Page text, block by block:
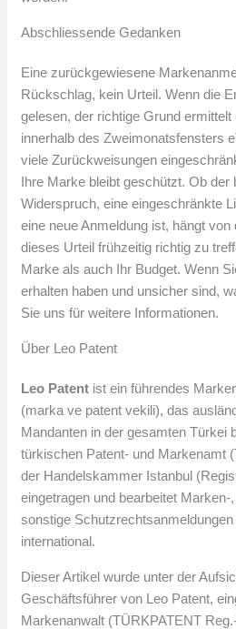
Abschliessende Gedanken
Eine zurückgewiesene
Rückschlag, kein Urteil. Wenn die
gelesen, der richtige Grund
innerhalb des Zweimonatsfensters
viele Zurückweisungen
Ihre Marke bleibt geschützt. Ob der
Widerspruch, eine eingeschränkte
eine neue Anmeldung ist, hängt von
dieses Urteil frühzeitig richtig zu
Marke als auch Ihr Budget. Wenn
erhalten haben und unsicher sind,
Sie uns für weitere Informationen.
Über Leo Patent
Leo Patent ist ein führendes
(marka ve patent vekili), das
Mandanten in der gesamten Türkei
türkischen Patent- und Markenamt
der Handelskammer Istanbul
eingetragen und bearbeitet
sonstige
international.
Dieser Artikel wurde unter der
Geschäftsführer von Leo Patent,
Markenanwalt (TÜRKPATENT